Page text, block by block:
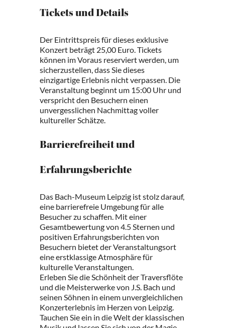
Tickets und Details
Der Eintrittspreis für dieses exklusive
Konzert beträgt 25,00 Euro. Tickets
können im Voraus reserviert werden, um
sicherzustellen, dass Sie dieses
einzigartige Erlebnis nicht verpassen. Die
Veranstaltung beginnt um 15:00 Uhr und
verspricht den Besuchern einen
unvergesslichen Nachmittag voller
kultureller Schätze.
Barrierefreiheit und
Erfahrungsberichte
Das Bach-Museum Leipzig ist stolz darauf,
eine barrierefreie Umgebung für alle
Besucher zu schaffen. Mit einer
Gesamtbewertung von 4.5 Sternen und
positiven Erfahrungsberichten von
Besuchern bietet der Veranstaltungsort
eine erstklassige Atmosphäre für
kulturelle Veranstaltungen.
Erleben Sie die Schönheit der Traversflöte
und die Meisterwerke von J.S. Bach und
seinen Söhnen in einem unvergleichlichen
Konzerterlebnis im Herzen von Leipzig.
Tauchen Sie ein in die Welt der klassischen